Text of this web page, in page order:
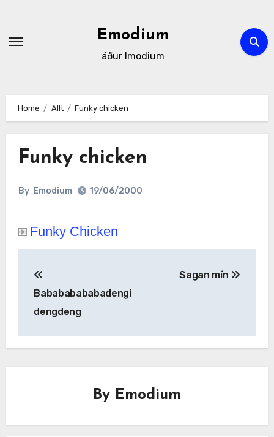
content
Emodium
áður Imodium
Home Allt Funky chicken
Funky chicken
By Emodium 19/06/2000
Funky Chicken
navigation
Babababababadengi
dengdeng
Sagan mín
By Emodium